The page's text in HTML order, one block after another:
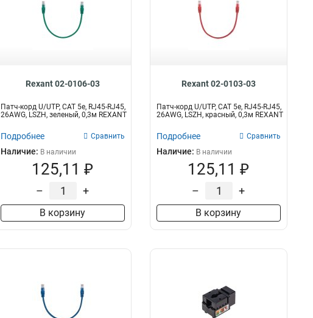
Rexant 02-0106-03
Патч-корд U/UTP, CAT 5e, RJ45-RJ45,
26AWG, LSZH, зеленый, 0,3м REXANT
Подробнее Сравнить
Наличие: В наличии
125,11 ₽
– +
В корзину
Rexant 02-0103-03
Патч-корд U/UTP, CAT 5e, RJ45-RJ45,
26AWG, LSZH, красный, 0,3м REXANT
Подробнее Сравнить
Наличие: В наличии
125,11 ₽
– +
В корзину